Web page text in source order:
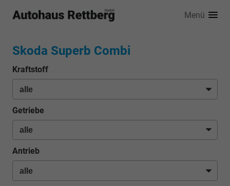
Menü
Skoda Superb Combi
Kraftstoff
Getriebe
Antrieb